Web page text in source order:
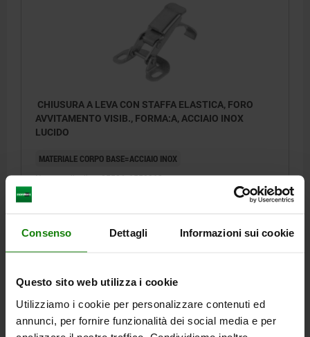
Consenso Dettagli Informazioni sui cookie
Questo sito web utilizza i cookie
Utilizziamo i cookie per personalizzare contenuti ed
annunci, per fornire funzionalità dei social media e per
CHIUSURA A LEVA CON STAFFA ELASTICA, FORO
AVVITAMENTO VISIB., FORMA:A, ACCIAIO INOX
LUCIDO
MATERIALE CORPO BASE=ACCIAIO INOX
Numero d’ordine:05526-1550912
più le spese di spedizione
DETTAGLI
CAD